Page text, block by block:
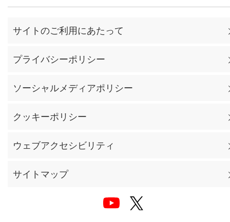
サイトのご利用にあたって
プライバシーポリシー
ソーシャルメディアポリシー
クッキーポリシー
ウェブアクセシビリティ
サイトマップ